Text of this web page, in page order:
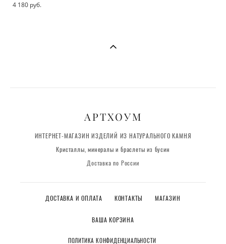
4 180 pуб.
АРТХОУМ
ИНТЕРНЕТ-МАГАЗИН ИЗДЕЛИЙ ИЗ НАТУРАЛЬНОГО КАМНЯ
Кристаллы, минералы и браслеты из бусин
Доставка по России
ДОСТАВКА И ОПЛАТА КОНТАКТЫ МАГАЗИН
ВАША КОРЗИНА
ПОЛИТИКА КОНФИДЕНЦИАЛЬНОСТИ